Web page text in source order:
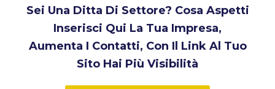
Sei Una Ditta Di Settore? Cosa Aspetti
Inserisci Qui La Tua Impresa,
Aumenta I Contatti, Con Il Link Al Tuo
Sito Hai Più Visibilità